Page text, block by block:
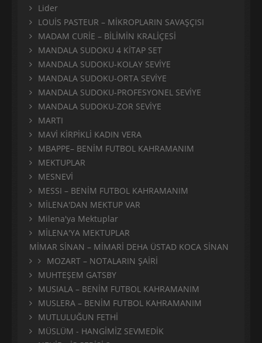
Lider
LOUİS PASTEUR – MİKROPLARIN SAVAŞÇISI
MADAM CURİE – BİLİMİN KRALİÇESİ
MANDALA SUDOKU 4 KİTAP SET
MANDALA SUDOKU-KOLAY SEVİYE
MANDALA SUDOKU-ORTA SEVİYE
MANDALA SUDOKU-PROFESYONEL SEVİYE
MANDALA SUDOKU-ZOR SEVİYE
MARTI
MAVİ KİRPİKLİ KADIN VERA
MBAPPE– BENİM FUTBOL KAHRAMANIM
MEKTUPLAR
MESNEVİ
MESSI – BENİM FUTBOL KAHRAMANIM
MİLENA'DAN MEKTUP VAR
Milena'ya Mektuplar
MİLENA'YA MEKTUPLAR
MİMAR SİNAN – MİMARİ DEHA ÜSTAD KOCA SİNAN
MOZART – NOTALARIN ŞAİRİ
MUHTEŞEM GATSBY
MUSIALA – BENİM FUTBOL KAHRAMANIM
MUSLERA – BENİM FUTBOL KAHRAMANIM
MUTLULUĞUN FETHİ
MÜSLÜM - HANGİMİZ SEVMEDİK